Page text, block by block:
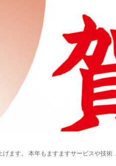
ます。 本年もますますサービスや技術…